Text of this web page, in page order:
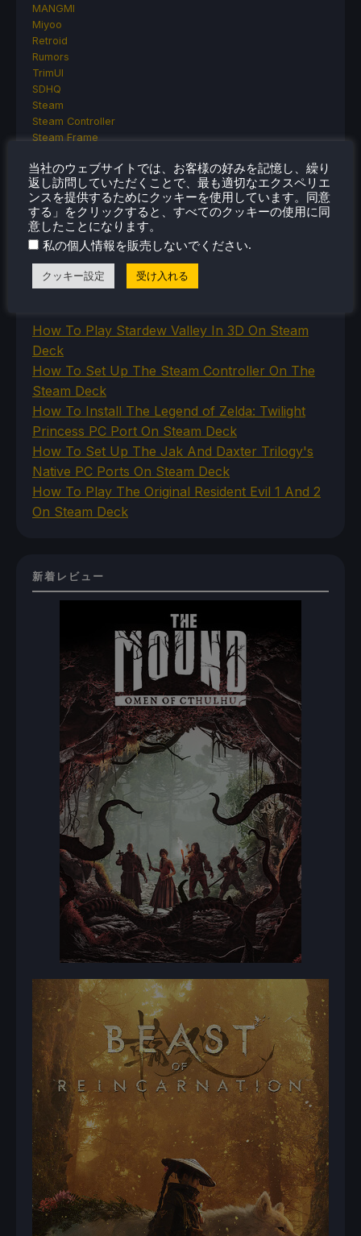
MANGMI
Miyoo
Retroid
Rumors
TrimUI
SDHQ
Steam
Steam Controller
Steam Frame
SteamOS
The Unsupported Report
Uncategorized
Uncategorized
VR
How To Play Stardew Valley In 3D On Steam
Deck
How To Set Up The Steam Controller On The
Steam Deck
How To Install The Legend of Zelda: Twilight
Princess PC Port On Steam Deck
How To Set Up The Jak And Daxter Trilogy's
Native PC Ports On Steam Deck
How To Play The Original Resident Evil 1 And 2
On Steam Deck
新着レビュー
当社のウェブサイトでは、お客様の好みを記憶し、繰り
返し訪問していただくことで、最も適切なエクスペリエ
ンスを提供するためにクッキーを使用しています。同意
する」をクリックすると、すべてのクッキーの使用に同
意したことになります。
私の個人情報を販売しないでください.
クッキー設定 受け入れる